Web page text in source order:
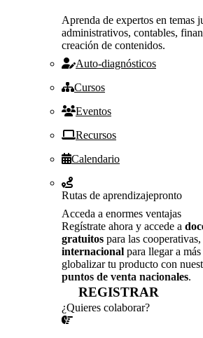
Aprenda de expertos en temas
administrativos, contables,
creación de contenidos.
Auto-diagnósticos
Cursos
Eventos
Recursos
Calendario
Rutas de aprendizajepronto
Acceda a enormes ventajas
Regístrate ahora y accede a
gratuitos para las cooperativas,
internacional para llegar a
globalizar tu producto con
puntos de venta nacionales.
REGISTRAR
¿Quieres colaborar?